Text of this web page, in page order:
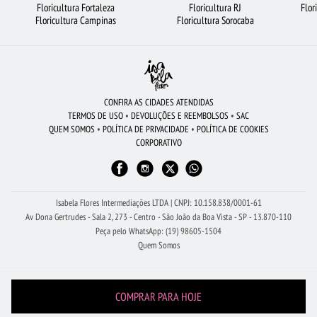
FLORICULTURA FORTALEZA ROSAS BRANCAS FLORES COLORIDAS
CIDADES MAIS PROCURADAS
FLORICULTURA BARUERI
BUQUÊ DE 12 ROSAS VERMELHAS FLORICULTURA JUNDIAÍ
FLORICULTURA CURITIBA
ROSAS VERMELHAS
Floricultura Fortaleza
Floricultura Campinas
Floricultura RJ
Floricultura Sorocaba
CONFIRA AS CIDADES ATENDIDAS
TERMOS DE USO • DEVOLUÇÕES E REEMBOLSOS • SAC
QUEM SOMOS • POLÍTICA DE PRIVACIDADE • POLÍTICA DE COOKIES
CORPORATIVO
Isabela Flores Intermediações LTDA | CNPJ: 10.158.838/0001-61
Av Dona Gertrudes - Sala 2, 273 - Centro - São João da Boa Vista - SP - 13.870-110
Peça pelo WhatsApp: (19) 98605-1504
Quem Somos
COMPRAR PARA HOJE